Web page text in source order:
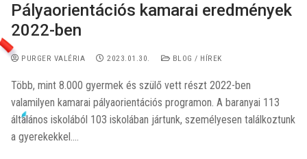
Pályaorientációs kamarai eredmények
2022-ben
PURGER VALÉRIA 2023.01.30. BLOG / HÍREK
Több, mint 8.000 gyermek és szülő vett részt 2022-ben
valamilyen kamarai pályaorientációs programon. A baranyai 113
általános iskolából 103 iskolában jártunk, személyesen találkoztunk
a gyerekekkel.…